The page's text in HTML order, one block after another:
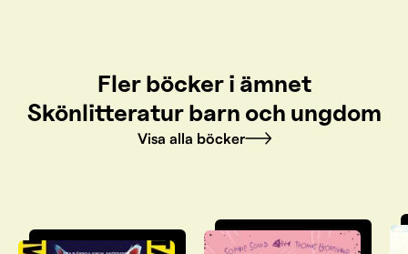
Fler böcker i ämnet
Skönlitteratur barn och ungdom
Visa alla böcker